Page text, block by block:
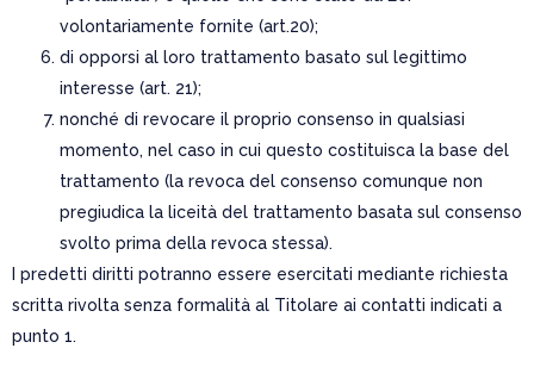
volontariamente fornite (art.20);
di opporsi al loro trattamento basato sul legittimo
interesse (art. 21);
nonché di revocare il proprio consenso in qualsiasi
momento, nel caso in cui questo costituisca la base del
trattamento (la revoca del consenso comunque non
pregiudica la liceità del trattamento basata sul consenso
svolto prima della revoca stessa).
I predetti diritti potranno essere esercitati mediante richiesta
scritta rivolta senza formalità al Titolare ai contatti indicati a
punto 1.